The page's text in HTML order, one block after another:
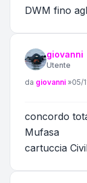
DWM fino
giovanni
Utente
Messaggio
da giovanni »05/
concordo
Mufasa
cartuccia